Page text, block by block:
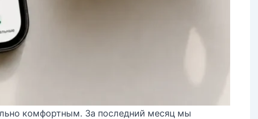
комфортным. За последний месяц мы